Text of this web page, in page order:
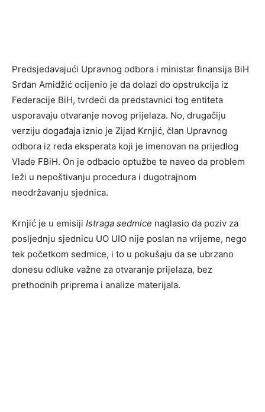
Predsjedavajući Upravnog odbora i ministar finansija BiH
Srđan Amidžić ocijenio je da dolazi do opstrukcija iz
Federacije BiH, tvrdeći da predstavnici tog entiteta
usporavaju otvaranje novog prijelaza. No, drugačiju
verziju događaja iznio je Zijad Krnjić, član Upravnog
odbora iz reda eksperata koji je imenovan na prijedlog
Vlade FBiH. On je odbacio optužbe te naveo da problem
leži u nepoštivanju procedura i dugotrajnom
neodržavanju sjednica.
Krnjić je u emisiji Istraga sedmice naglasio da poziv za
posljednju sjednicu UO UIO nije poslan na vrijeme, nego
tek početkom sedmice, i to u pokušaju da se ubrzano
donesu odluke važne za otvaranje prijelaza, bez
prethodnih priprema i analize materijala.